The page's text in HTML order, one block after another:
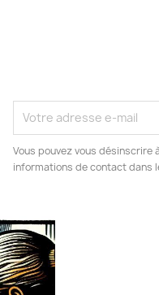
Vous pouvez vous désinscrire
informations de contact dans